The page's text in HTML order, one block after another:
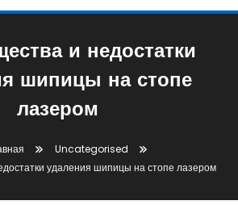
и недостатки
шипицы на стопе
лазером
Uncategorised
удаления шипицы на стопе лазером